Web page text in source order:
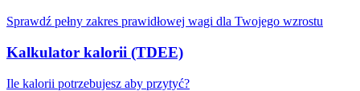
Sprawdź pełny zakres prawidłowej wagi dla Twojego wzrostu
Kalkulator kalorii (TDEE)
Ile kalorii potrzebujesz aby przytyć?